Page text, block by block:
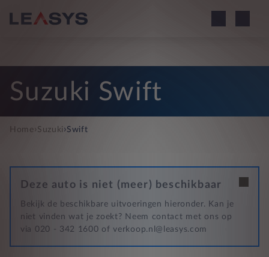
Suzuki Swift
Home› Suzuki ›Swift
Deze auto is niet (meer) beschikbaar
Bekijk de beschikbare uitvoeringen hieronder. Kan je
niet vinden wat je zoekt? Neem contact met ons op
via 020 - 342 1600 of verkoop.nl@leasys.com